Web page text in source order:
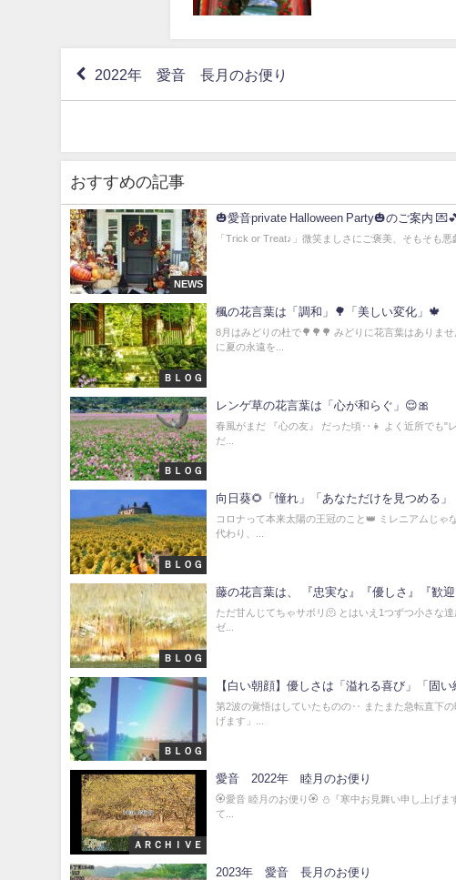
2022年 愛音 長月のお便り
おすすめの記事
NEWS
🎃愛音private Halloween Party🎃のご案内
「Trick or Treat♪」微笑ましさにご褒美、そもそも
ＢＬＯＧ
楓の花言葉は「調和」🌳「美しい変化」🍁
8月はみどりの杜で🌳🌳🌳 みどりに花言葉はありま
に夏の永遠を...
ＢＬＯＧ
レンゲ草の花言葉は「心が和らぐ」😌🎀
春風がまだ 『心の友』 だった頃‥👧 よく近所でも"
だ...
ＢＬＯＧ
向日葵🌻「憧れ」「あなただけを見つめる」
コロナって本来太陽の王冠のこと👑 ミレニアムじゃ
代わり、...
ＢＬＯＧ
藤の花言葉は、 『忠実な』『優しさ』『歓迎
ただ甘んじてちゃサボリ🫠 とはいえ1つずつ小さな
ゼ...
ＢＬＯＧ
【白い朝顔】優しさは「溢れる喜び」「固い
第2波の覚悟はしていたものの‥ またまた急転直下
げます」...
ＡＲＣＨＩＶＥ
愛音 2022年 睦月のお便り
🏵愛音 睦月のお便り🏵 ⛄『寒中お見舞い申し上げま
て...
2023年 愛音 長月のお便り